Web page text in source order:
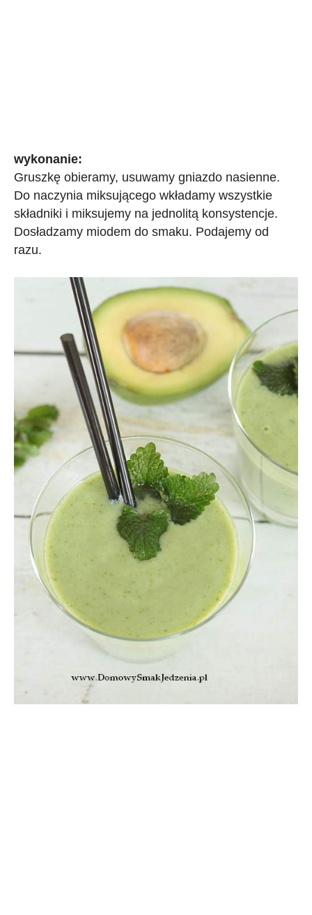
wykonanie:
Gruszkę obieramy, usuwamy gniazdo nasienne.
Do naczynia miksującego wkładamy wszystkie
składniki i miksujemy na jednolitą konsystencje.
Dosładzamy miodem do smaku. Podajemy od
razu.